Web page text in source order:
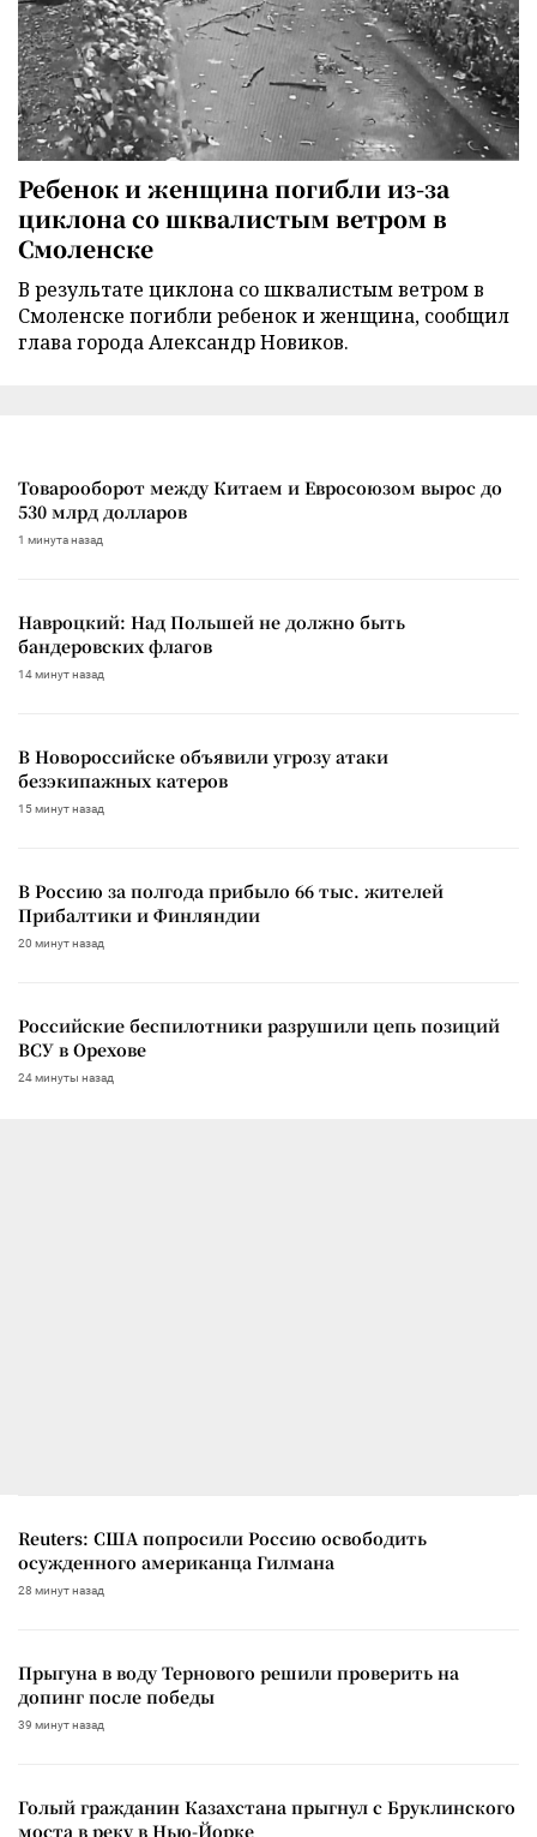
Ребенок и женщина погибли из-за
циклона со шквалистым ветром в
Смоленске
В результате циклона со шквалистым ветром в
Смоленске погибли ребенок и женщина, сообщил
глава города Александр Новиков.
Товарооборот между Китаем и Евросоюзом вырос до
530 млрд долларов
1 минута назад
Навроцкий: Над Польшей не должно быть
бандеровских флагов
14 минут назад
В Новороссийске объявили угрозу атаки
безэкипажных катеров
15 минут назад
В Россию за полгода прибыло 66 тыс. жителей
Прибалтики и Финляндии
20 минут назад
Российские беспилотники разрушили цепь позиций
ВСУ в Орехове
24 минуты назад
Reuters: США попросили Россию освободить
осужденного американца Гилмана
28 минут назад
Прыгуна в воду Тернового решили проверить на
допинг после победы
39 минут назад
Голый гражданин Казахстана прыгнул с Бруклинского
моста в реку в Нью-Йорке